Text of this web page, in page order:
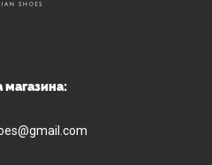
магазина: